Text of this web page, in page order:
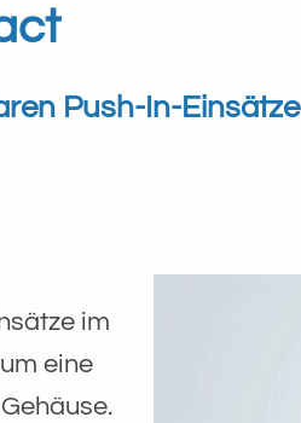
Push-In-Einsätze
im
eine